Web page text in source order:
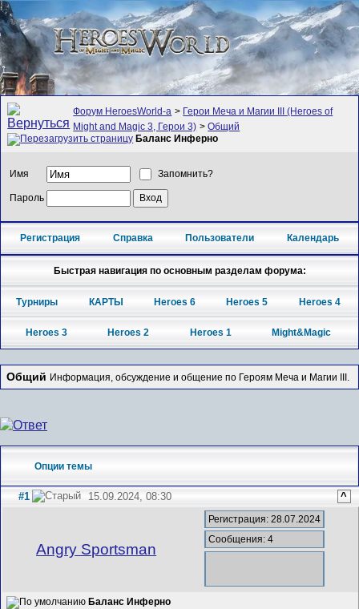
Форум HeroesWorld-а > Герои Меча и Магии III (Heroes of
Might and Magic 3, Герои 3) >Общий
Баланс Инферно
Имя Запомнить?
Пароль
Регистрация Справка Пользователи Календарь
Быстрая навигация по основным разделам форума:
Турниры КАРТЫ Heroes 6 Heroes 5 Heroes 4
Heroes 3 Heroes 2 Heroes 1 Might&Magic
Общий Информация, обсуждение и общение по Героям Меча и Магии III.
Опции темы
#1 15.09.2024, 08:30 ^
Angry Sportsman
Регистрация: 28.07.2024
Сообщения: 4
Баланс Инферно